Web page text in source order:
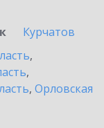
Курчатов
,
,
, Орловская